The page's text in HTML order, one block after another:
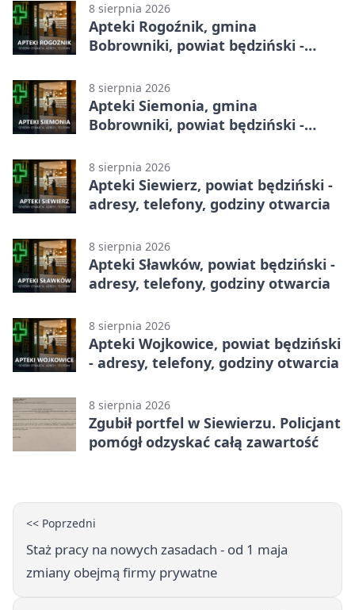
8 sierpnia 2026
Apteki Rogoźnik, gmina
Bobrowniki, powiat będziński -
8 sierpnia 2026
Apteki Siemonia, gmina
Bobrowniki, powiat będziński -
8 sierpnia 2026
Apteki Siewierz, powiat będziński -
adresy, telefony, godziny otwarcia
8 sierpnia 2026
Apteki Sławków, powiat będziński -
adresy, telefony, godziny otwarcia
8 sierpnia 2026
Apteki Wojkowice, powiat będziński
- adresy, telefony, godziny otwarcia
8 sierpnia 2026
Zgubił portfel w Siewierzu. Policjant
pomógł odzyskać całą zawartość
<< Poprzedni
Staż pracy na nowych zasadach - od 1 maja
zmiany obejmą firmy prywatne